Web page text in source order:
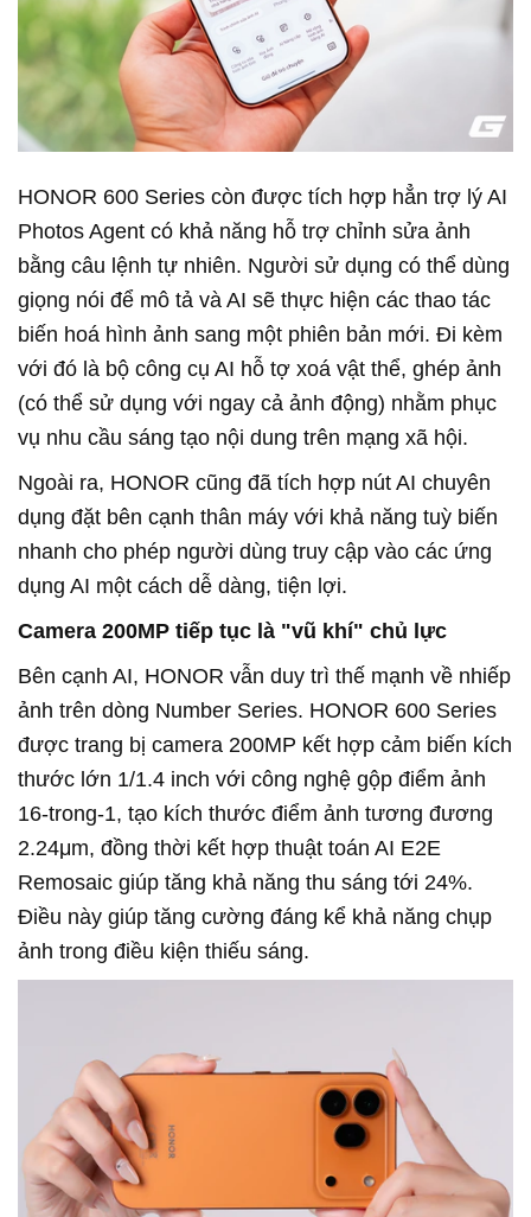
HONOR 600 Series còn được tích hợp hẳn trợ lý AI
Photos Agent có khả năng hỗ trợ chỉnh sửa ảnh
bằng câu lệnh tự nhiên. Người sử dụng có thể dùng
giọng nói để mô tả và AI sẽ thực hiện các thao tác
biến hoá hình ảnh sang một phiên bản mới. Đi kèm
với đó là bộ công cụ AI hỗ tợ xoá vật thể, ghép ảnh
(có thể sử dụng với ngay cả ảnh động) nhằm phục
vụ nhu cầu sáng tạo nội dung trên mạng xã hội.
Ngoài ra, HONOR cũng đã tích hợp nút AI chuyên
dụng đặt bên cạnh thân máy với khả năng tuỳ biến
nhanh cho phép người dùng truy cập vào các ứng
dụng AI một cách dễ dàng, tiện lợi.
Camera 200MP tiếp tục là "vũ khí" chủ lực
Bên cạnh AI, HONOR vẫn duy trì thế mạnh về nhiếp
ảnh trên dòng Number Series. HONOR 600 Series
được trang bị camera 200MP kết hợp cảm biến kích
thước lớn 1/1.4 inch với công nghệ gộp điểm ảnh
16-trong-1, tạo kích thước điểm ảnh tương đương
2.24μm, đồng thời kết hợp thuật toán AI E2E
Remosaic giúp tăng khả năng thu sáng tới 24%.
Điều này giúp tăng cường đáng kể khả năng chụp
ảnh trong điều kiện thiếu sáng.